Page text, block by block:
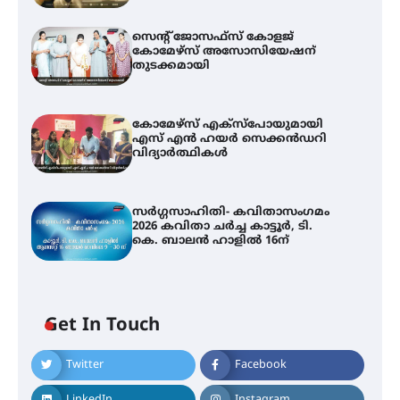
സെന്റ് ജോസഫ്സ് കോളജ്
കോമേഴ്‌സ് അസോസിയേഷന്
തുടക്കമായി
കോമേഴ്സ് എക്സ്പോയുമായി
എസ് എൻ ഹയർ സെക്കൻഡറി
വിദ്യാർത്ഥികൾ
സർഗ്ഗസാഹിതി- കവിതാസംഗമം
2026 കവിതാ ചർച്ച കാട്ടൂർ, ടി.
കെ. ബാലൻ ഹാളിൽ 16ന്
Get In Touch
Twitter Facebook